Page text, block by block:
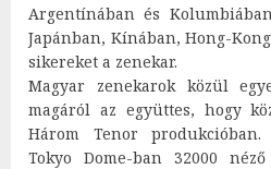
Argentínában és
Japánban, Kínában, Hong-
sikereket a zenekar.
Magyar zenekarok közül
magáról az együttes, hogy
Három Tenor
Tokyo Dome-ban 32000